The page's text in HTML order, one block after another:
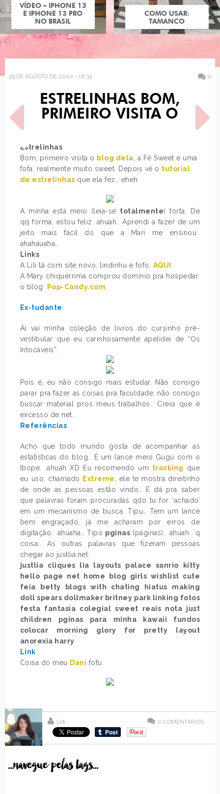
VÍDEO – IPHONE 13
E IPHONE 13 PRO
NO BRASIL
COMO USAR:
TAMANCO
29 DE AGOSTO DE 2002 - 16:33 0
ESTRELINHAS BOM,
PRIMEIRO VISITA O
Estrelinhas
Bom, primeiro visita o blog dela , a Fê Sweet é uma
fofa, realmente muito sweet. Depois vê o tutorial
de estrelinhas que ela fez… eheh
A minha está meio (leia-se totalmente) torta. De
qq forma, estou feliz. ahuah.. Aprendi a fazer de um
jeito mais fácil do que a Marí me ensinou..
ahahauaha…
Links
A Lili tá com site novo, lindinhu e fofo: AQUI
A Mary chiquérrima comprou domínio pra hospedar
o blog: Pop-Candy.com
Ex-tudante
Aí vai minha coleção de livros do cursinho pré-
vestibular que eu carinhosamente apelidei de “Os
Intocáveis”.
Pois é, eu não consigo mais estudar. Não consigo
parar pra fazer as coisas pra faculdade, não consigo
buscar material pros meus trabalhos… Creio que é
excesso de net…
Referências
Acho que todo mundo gosta de acompanhar as
estatísticas do blog.. É um lance meio Gugu com o
Ibope. .ahuah XD Eu recomendo um tracking
que
eu uso, chamado
Extreme
, ele te mostra direitinho
de onde as pessoas estão vindo.. E dá pra saber
que palavras foram procuradas qdo tu for ‘achado’
em um mecanismo de busca. Tipu… Tem um lance
bem engraçado, já me acharam por erros de
digitação.. ahuaha… Tipo pginas (páginas).. ahuah.. q
coisa.. As outras palavras que fizeram pessoas
chegar ao justlia.net:
justlia cliques lia layouts palace sanrio kitty
hello page net home blog girls wishlist cute
feia betty blogs with chating hiatus making
doll spears dollmaker britney park linking fotos
festa fantasia colegial sweet reais nota just
children pginas para minha kawaii fundos
colocar morning glory for pretty layout
anorexia harry
Link
Coisa do meu Dani fofu.
LIA 0 COMENTÁRIOS
...navegue pelas tags...
POST ANTERIOR
X FILES ACABOU.. NAUM
PRÓXIMO POST
PIADA ESSA CHEGOU PELA